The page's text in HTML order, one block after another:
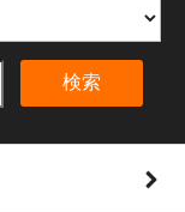
検索